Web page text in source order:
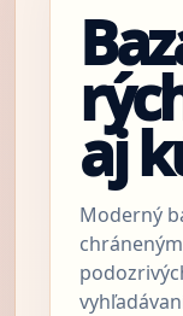
aj
Moderný